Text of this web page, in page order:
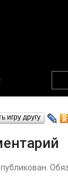
игру другу